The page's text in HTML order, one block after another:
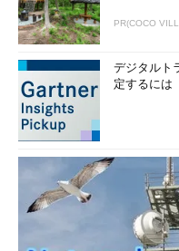
PR(COCO
デジタルト
定するには